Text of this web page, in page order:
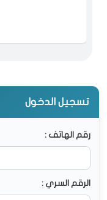
تسجيل الدخول
رقم الهاتف :
الرقم السري :